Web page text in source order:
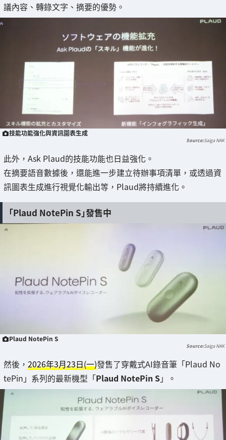
議內容、轉錄文字、摘要的優勢。
技能功能強化與資訊圖表生成
Saiga NAK
此外，Ask Plaud的技能功能也日益強化。
在摘要語音數據後，還能進一步建立待辦事項清單，或透過資
訊圖表生成進行視覺化輸出等，Plaud將持續進化。
「Plaud NotePin S」發售中
Plaud NotePin S
Saiga NAK
然後， 2026年3月23日(一)發售了穿戴式AI錄音筆「Plaud No
tePin」系列的最新機型「Plaud NotePin S」。